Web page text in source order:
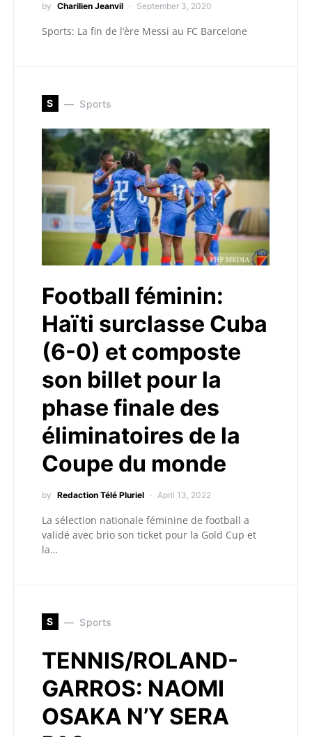
by Charilien Jeanvil September 3, 2020
Sports: La fin de l’ère Messi au FC Barcelone
S Sports
Football féminin:
Haïti surclasse Cuba
(6-0) et composte
son billet pour la
phase finale des
éliminatoires de la
Coupe du monde
by Redaction Télé Pluriel April 13, 2022
La sélection nationale féminine de football a
validé avec brio son ticket pour la Gold Cup et
la…
S Sports
TENNIS/ROLAND-
GARROS: NAOMI
OSAKA N’Y SERA